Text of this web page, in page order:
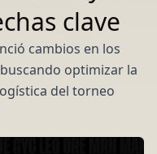
clave
cambios en los
optimizar la
del torneo